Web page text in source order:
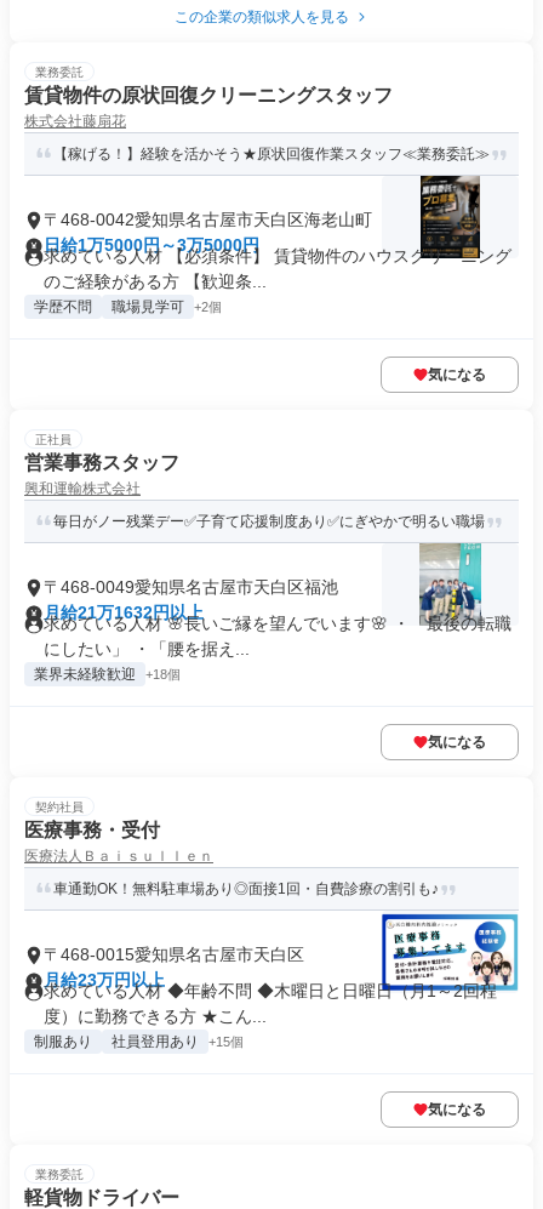
この企業の類似求人を見る
業務委託
賃貸物件の原状回復クリーニングスタッフ
株式会社藤扇花
【稼げる！】経験を活かそう★原状回復作業スタッフ≪業務委託≫
〒468-0042愛知県名古屋市天白区海老山町
日給1万5000円～3万5000円
求めている人材 【必須条件】 賃貸物件のハウスクリーニング
のご経験がある方 【歓迎条...
学歴不問 職場見学可 +2個
気になる
正社員
営業事務スタッフ
興和運輸株式会社
毎日がノー残業デー✅子育て応援制度あり✅にぎやかで明るい職場
〒468-0049愛知県名古屋市天白区福池
月給21万1632円以上
求めている人材 🌸長いご縁を望んでいます🌸 ・「最後の転職
にしたい」 ・「腰を据え...
業界未経験歓迎 +18個
気になる
契約社員
医療事務・受付
医療法人Ｂａｉｓｕｌｌｅｎ
車通勤OK！無料駐⾞場あり◎面接1回・自費診療の割引も♪
〒468-0015愛知県名古屋市天白区
月給23万円以上
求めている人材 ◆年齢不問 ◆木曜日と日曜日（月1～2回程
度）に勤務できる方 ★こん...
制服あり 社員登用あり +15個
気になる
業務委託
軽貨物ドライバー